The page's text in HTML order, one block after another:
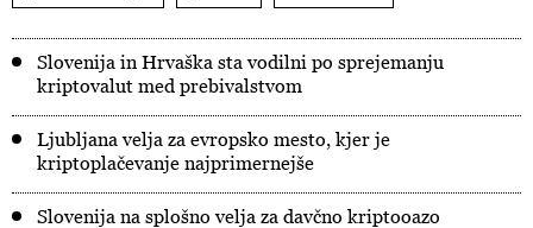
Slovenija in Hrvaška sta vodilni po sprejemanju
kriptovalut med prebivalstvom
Ljubljana velja za evropsko mesto, kjer je
kriptoplačevanje najprimernejše
Slovenija na splošno velja za davčno kriptooazo